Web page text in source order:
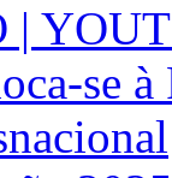
|
se